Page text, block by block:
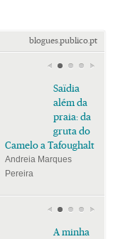
blogues.publico.pt
Saïdia
além da
praia: da
gruta do
Camelo a Tafoughalt
Andreia Marques
Pereira
A minha